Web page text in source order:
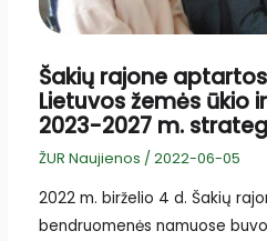
Šakių rajone
Lietuvos žemės ūkio
2023-2027 m.
ŽUR Naujienos / 2022-06-05
2022 m. birželio 4 d. Šakių
bendruomenės namuose